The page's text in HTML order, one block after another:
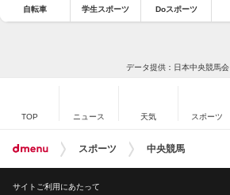
自転車 学生スポーツ Doスポーツ
データ提供：日本中央競馬会
TOP ニュース 天気 スポーツ
スポーツ 中央競馬
サイトご利用にあたって